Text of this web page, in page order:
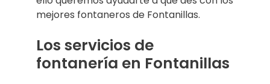
mejores fontaneros de Fontanillas.
Los servicios de
fontanería en Fontanillas